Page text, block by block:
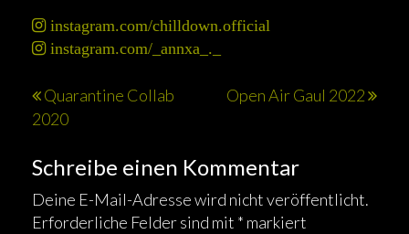
instagram.com/chilldown.official
instagram.com/_annxa_._
Beitragsnavigation
Quarantine Collab
2020
Open Air Gaul 2022
Schreibe einen Kommentar
Deine E-Mail-Adresse wird nicht veröffentlicht.
Erforderliche Felder sind mit * markiert